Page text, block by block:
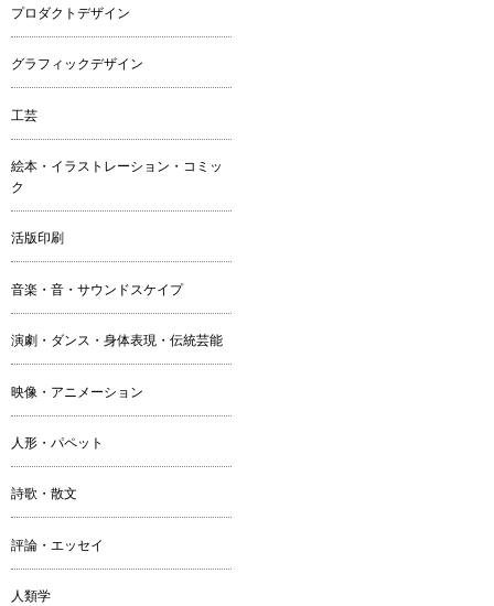
プロダクトデザイン
グラフィックデザイン
工芸
絵本・イラストレーション・コミッ
ク
活版印刷
音楽・音・サウンドスケイプ
演劇・ダンス・身体表現・伝統芸能
映像・アニメーション
人形・パペット
詩歌・散文
評論・エッセイ
人類学